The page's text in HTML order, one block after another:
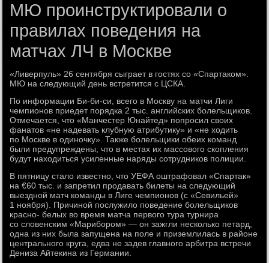
МЮ проинструктировали о
правилах поведения на
матчах ЛЧ в Москве
«Ливерпуль» 26 сентября сыграет в гостях со «Спартаком».
МЮ на следующий день встретится с ЦСКА.
По информации Би-би-си, всего в Москву на матчи Лиги
чемпионов приедет порядка 2 тыс. английских болельщиков.
Отмечается, что «Манчестер Юнайтед» попросил своих
фанатов «не надевать клубную атрибутику» и «не ходить
по Москве в одиночку». Также болельщики обеих команд
были предупреждены, что в местах их массового скопления
будут находиться усиленные наряды сотрудников полиции.
В пятницу стало известно, что УЕФА оштрафовал «Спартак»
на €60 тыс. и запретил продавать билеты на следующий
выездной матч команды в Лиге чемпионов (с «Севильей»
1 ноября). Причиной послужило поведение болельщиков
красно- белых во время матча первого тура турнира
со словенским «Марибором» — он зажгли несколько петард,
одна из них была запущена на поле и приземлилась в районе
центрального круга, едва не задев главного арбитра встречи
Дениза Айтекина из Германии.